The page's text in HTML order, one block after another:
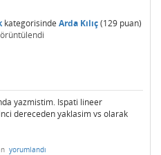
kategorisinde Arda Kılıç(129 puan)
yazmistim. Ispati lineer
dereceden yaklasim vs olarak
yorumlandı